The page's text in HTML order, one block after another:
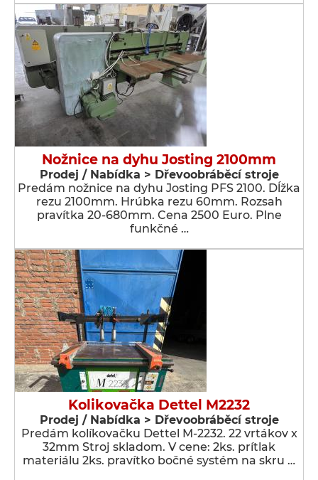
Nožnice na dyhu Josting 2100mm
Prodej / Nabídka > Dřevoobráběcí stroje
Predám nožnice na dyhu Josting PFS 2100. Dĺžka
rezu 2100mm. Hrúbka rezu 60mm. Rozsah
pravítka 20-680mm. Cena 2500 Euro. Plne
funkčné …
Kolikovačka Dettel M2232
Prodej / Nabídka > Dřevoobráběcí stroje
Predám kolíkovačku Dettel M-2232. 22 vrtákov x
32mm Stroj skladom. V cene: 2ks. prítlak
materiálu 2ks. pravítko bočné systém na skru …